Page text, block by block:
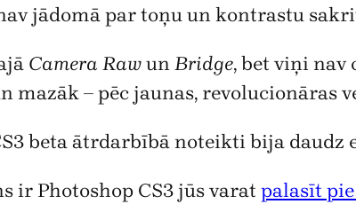
jādomā par toņu un kontrastu
Camera RawunBridge, bet viņi nav
mazāk – pēc jaunas, revolucionāras
beta ātrdarbībā noteikti bija
ir Photoshop CS3 jūs varat palasīt